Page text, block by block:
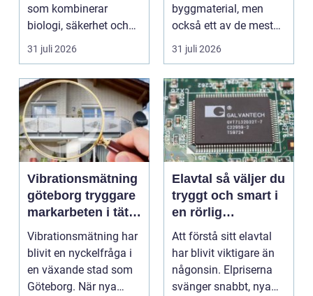
som kombinerar
biologi, säkerhet och
hantverk. I en stad so...
31 juli 2026
byggmaterial, men
också ett av de mest
missförstådda. Många
tänke...
31 juli 2026
Vibrationsmätning
göteborg tryggare
markarbeten i tät
stadsmiljö
Vibrationsmätning har
blivit en nyckelfråga i
en växande stad som
Göteborg. När nya
Elavtal så väljer du
tryggt och smart i
en rörlig
elmarknad
Att förstå sitt elavtal
har blivit viktigare än
någonsin. Elpriserna
svänger snabbt, nya